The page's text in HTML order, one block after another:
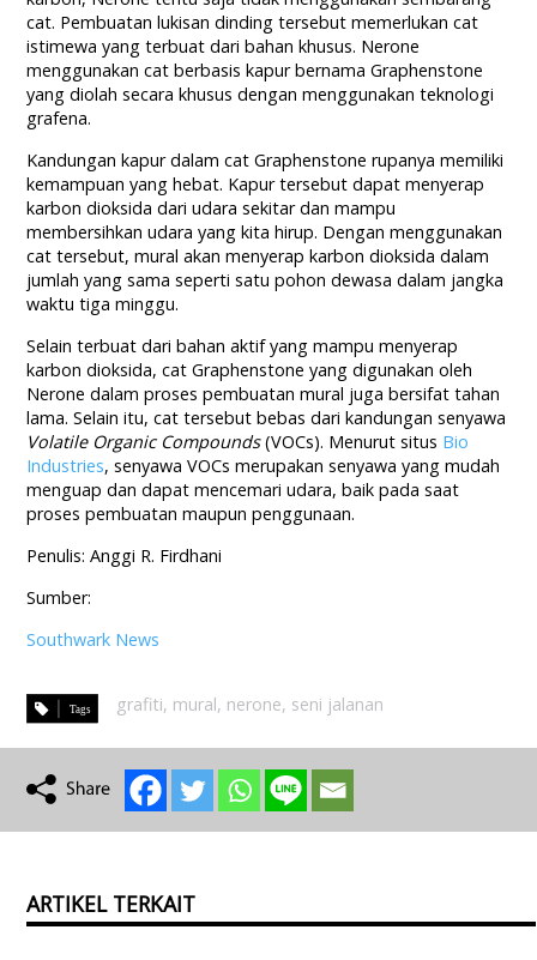
cat. Pembuatan lukisan dinding tersebut memerlukan cat
istimewa yang terbuat dari bahan khusus. Nerone
menggunakan cat berbasis kapur bernama Graphenstone
yang diolah secara khusus dengan menggunakan teknologi
grafena.
Kandungan kapur dalam cat Graphenstone rupanya memiliki
kemampuan yang hebat. Kapur tersebut dapat menyerap
karbon dioksida dari udara sekitar dan mampu
membersihkan udara yang kita hirup. Dengan menggunakan
cat tersebut, mural akan menyerap karbon dioksida dalam
jumlah yang sama seperti satu pohon dewasa dalam jangka
waktu tiga minggu.
Selain terbuat dari bahan aktif yang mampu menyerap
karbon dioksida, cat Graphenstone yang digunakan oleh
Nerone dalam proses pembuatan mural juga bersifat tahan
lama. Selain itu, cat tersebut bebas dari kandungan senyawa
Volatile Organic Compounds(VOCs). Menurut situs Bio
Industries, senyawa VOCs merupakan senyawa yang mudah
menguap dan dapat mencemari udara, baik pada saat
proses pembuatan maupun penggunaan.
Penulis: Anggi R. Firdhani
Sumber:
Southwark News
grafiti, mural, nerone, seni jalanan
ARTIKEL TERKAIT